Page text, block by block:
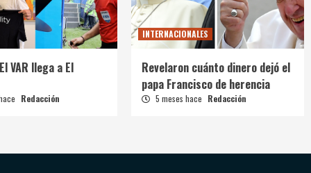
VAR llega a El
Redacción
INTERNACIONALES
Revelaron cuánto dinero dejó el
papa Francisco de herencia
5 meses hace Redacción